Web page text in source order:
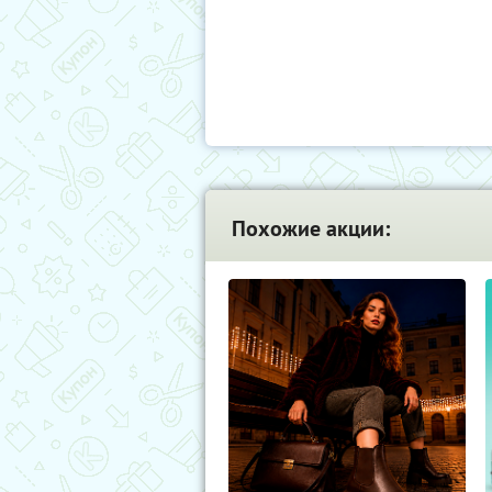
Похожие акции: